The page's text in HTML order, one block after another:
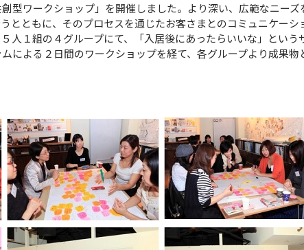
型ワークショップ」を開催しました。より深い、広範なニー
とともに、そのプロセスを通じたお客さまとのコミュニケー
人１組の４グループにて、「入居後にあったらいいな」という
による２日間のワークショップを経て、各グループより成果物